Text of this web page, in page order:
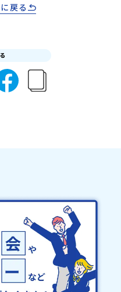
日目にあたる日以前：無
：30％・プログラム開始日
能性があります。その場合
たします。又、最少催行人数
までに催行中止の旨をメール
問その他、よくあるご質問
営団体について＜プログラ
c-platform.or.jp/お問い
「おためし
公式LINEにて配信中！ぜひ
LINE
メールアドレス宛に「当選
、当選を取り消しとさせて
ドレスの変更をご希望の場
りご連絡をお願いします。※
ご相談ください。・参加取
て参加決定後の参加お取り
り消しの場合はお早めに事
ポリシーやむを得ない参加
て対応させていただきま
の前日＜8月3日＞から、
だく旅行代金】・21日目に
20％・7日目-2日目：30％・
グラム開始日当日：50％・ご
戻る